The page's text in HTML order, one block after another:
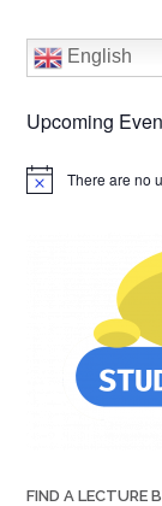
English
Upcoming
There are no
FIND A LECTURE